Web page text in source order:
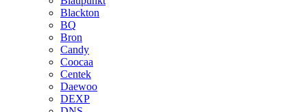
Blackton
BQ
Bron
Candy
Coocaa
Centek
Daewoo
DEXP